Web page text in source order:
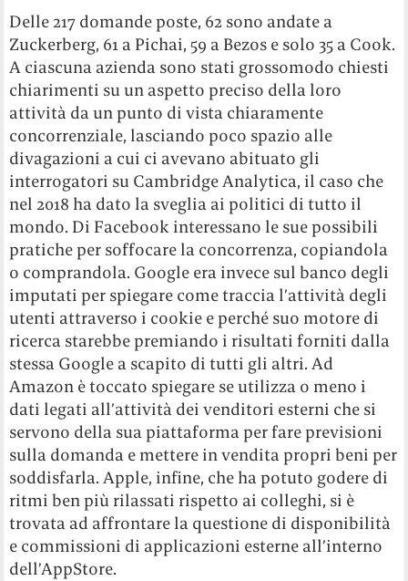
Delle 217 domande poste, 62 sono andate a
Zuckerberg, 61 a Pichai, 59 a Bezos e solo 35 a Cook.
A ciascuna azienda sono stati grossomodo chiesti
chiarimenti su un aspetto preciso della loro
attività da un punto di vista chiaramente
concorrenziale, lasciando poco spazio alle
divagazioni a cui ci avevano abituato gli
interrogatori su Cambridge Analytica, il caso che
nel 2018 ha dato la sveglia ai politici di tutto il
mondo. Di Facebook interessano le sue possibili
pratiche per soffocare la concorrenza, copiandola
o comprandola. Google era invece sul banco degli
imputati per spiegare come traccia l’attività degli
utenti attraverso i cookie e perché suo motore di
ricerca starebbe premiando i risultati forniti dalla
stessa Google a scapito di tutti gli altri. Ad
Amazon è toccato spiegare se utilizza o meno i
dati legati all’attività dei venditori esterni che si
servono della sua piattaforma per fare previsioni
sulla domanda e mettere in vendita propri beni per
soddisfarla. Apple, infine, che ha potuto godere di
ritmi ben più rilassati rispetto ai colleghi, si è
trovata ad affrontare la questione di disponibilità
e commissioni di applicazioni esterne all’interno
dell’AppStore.